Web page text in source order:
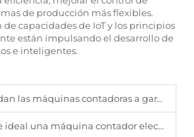
de producción más flexibles.
capacidades de IoT y los principios
están impulsando el desarrollo de
e inteligentes.
contadoras a garantizar la precisión de la dosificación?
máquina contador electrónico para uso farmacéutico?